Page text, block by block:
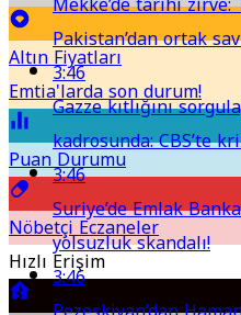
Altın Fiyatları
Emtia'larda son durum!
Puan Durumu
Nöbetçi Eczaneler
Hızlı Erişim
Pakistan’dan ortak
3:46
Gazze kıtlığını
kadrosunda: CBS’te
3:46
Suriye’de Emlak
yolsuzluk skandalı!
3:46